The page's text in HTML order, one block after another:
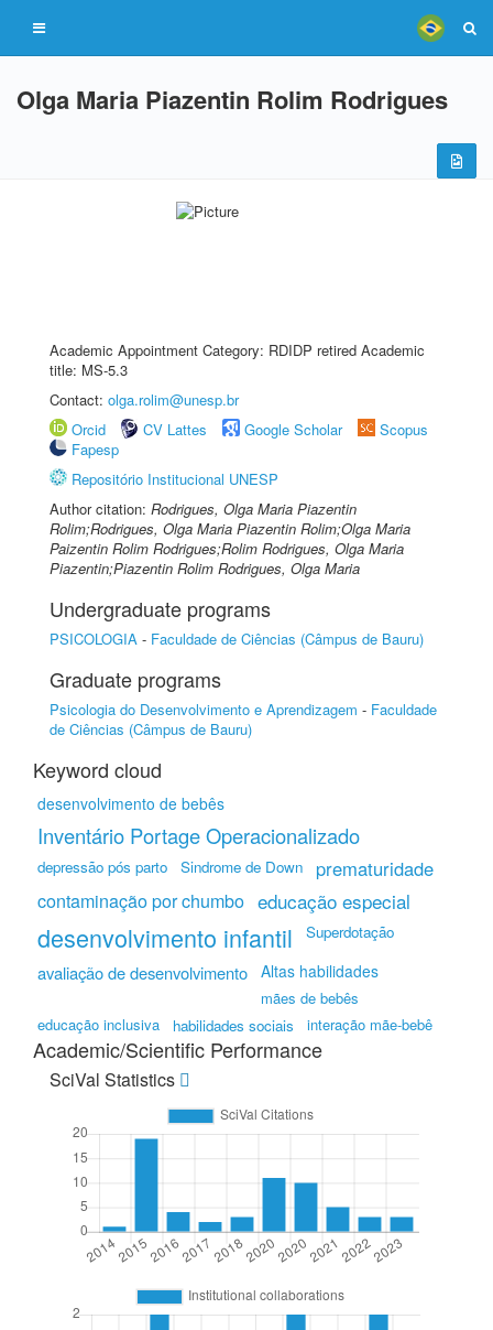
Olga Maria Piazentin Rolim Rodrigues
Academic Appointment Category: RDIDP retired Academic
title: MS-5.3
Contact: olga.rolim@unesp.br
Orcid
CV Lattes Google Scholar
Scopus
Fapesp
Repositório Institucional UNESP
Author citation: Rodrigues, Olga Maria Piazentin
Rolim;Rodrigues, Olga Maria Piazentin Rolim;Olga Maria
Paizentin Rolim Rodrigues;Rolim Rodrigues, Olga Maria
Piazentin;Piazentin Rolim Rodrigues, Olga Maria
Undergraduate programs
PSICOLOGIA - Faculdade de Ciências (Câmpus de Bauru)
Graduate programs
Psicologia do Desenvolvimento e Aprendizagem - Faculdade
de Ciências (Câmpus de Bauru)
Keyword cloud
desenvolvimento de bebês
Inventário Portage Operacionalizado
depressão pós parto Sindrome de Down
prematuridade
contaminação por chumbo educação especial
desenvolvimento infantil Superdotação
avaliação de desenvolvimento Altas habilidades
mães de bebês
educação inclusiva
habilidades sociais interação mãe-bebê
Academic/Scientific Performance
SciVal Statistics